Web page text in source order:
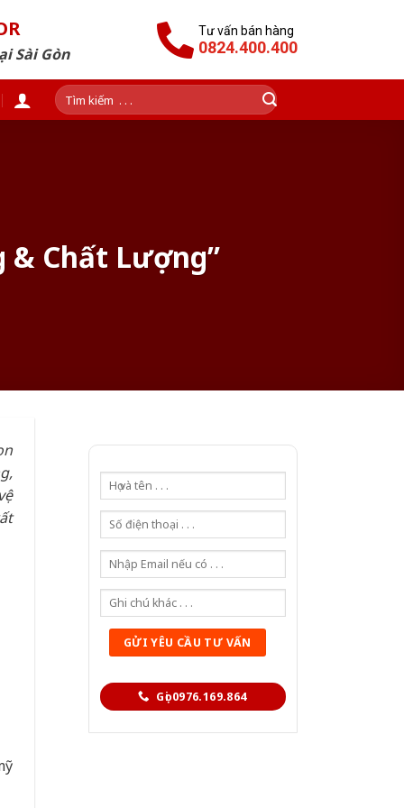
Sài Gòn
Tư vấn bán hàng
0824.400.400
Tìm
kiếm:
& Chất Lượng”
Gọi 0976.169.864